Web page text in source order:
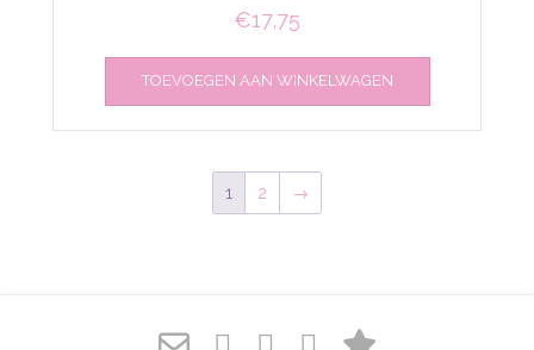
€17,75
TOEVOEGEN AAN WINKELWAGEN
1 2 →